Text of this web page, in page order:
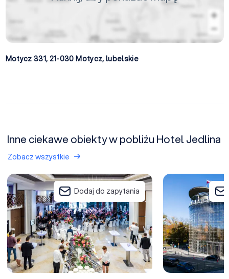
Motycz 331, 21-030Motycz, lubelskie
Inne ciekawe obiekty w pobliżu Hotel Jedlina
Zobacz wszystkie
Hotel Luxor & Atelia Centre
Dodaj do zapytania
Lubelskie